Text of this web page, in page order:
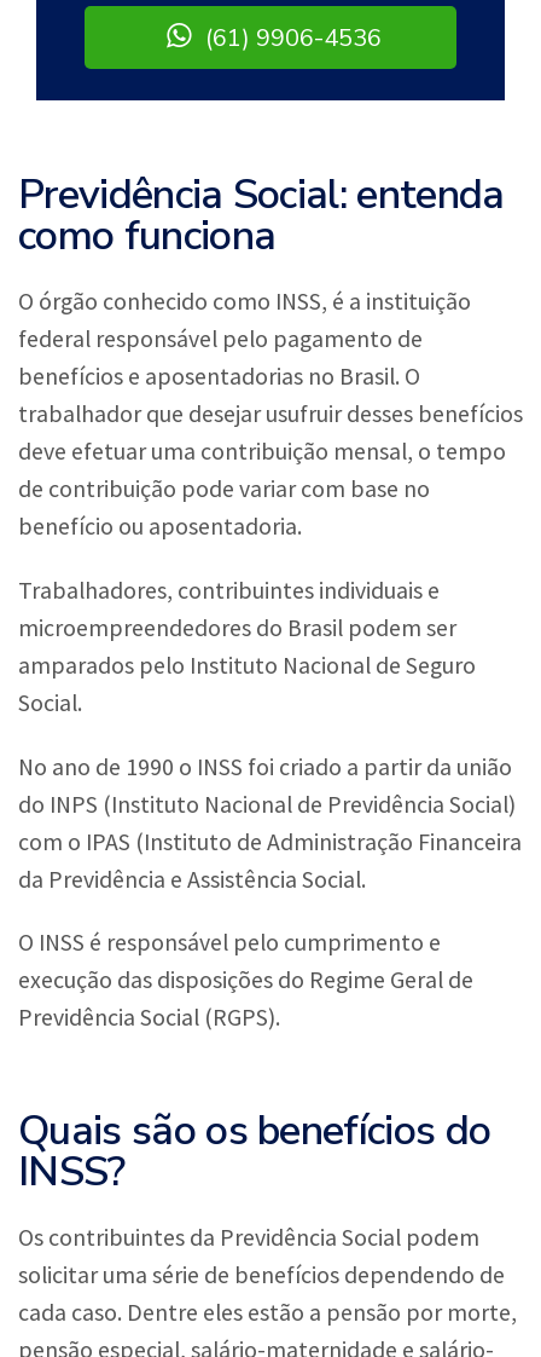
(61) 9906-4536
Previdência Social: entenda
como funciona
O órgão conhecido como INSS, é a instituição
federal responsável pelo pagamento de
benefícios e aposentadorias no Brasil. O
trabalhador que desejar usufruir desses benefícios
deve efetuar uma contribuição mensal, o tempo
de contribuição pode variar com base no
benefício ou aposentadoria.
Trabalhadores, contribuintes individuais e
microempreendedores do Brasil podem ser
amparados pelo Instituto Nacional de Seguro
Social.
No ano de 1990 o INSS foi criado a partir da união
do INPS (Instituto Nacional de Previdência Social)
com o IPAS (Instituto de Administração Financeira
da Previdência e Assistência Social.
O INSS é responsável pelo cumprimento e
execução das disposições do Regime Geral de
Previdência Social (RGPS).
Quais são os benefícios do
INSS?
Os contribuintes da Previdência Social podem
solicitar uma série de benefícios dependendo de
cada caso. Dentre eles estão a pensão por morte,
pensão especial, salário-maternidade e salário-